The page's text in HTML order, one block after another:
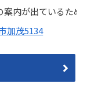
案内が出ているため
加茂5134